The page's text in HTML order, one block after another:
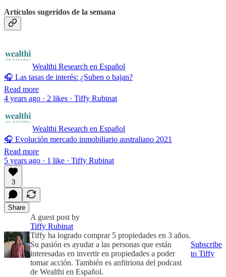
Artículos sugeridos de la semana
Wealthi Research en Español
🎧 Las tasas de interés: ¿Suben o bajan?
Read more
4 years ago · 2 likes · Tiffy Rubinat
Wealthi Research en Español
🎧 Evolución mercado inmobiliario australiano 2021
Read more
5 years ago · 1 like · Tiffy Rubinat
3
Share
A guest post by
Tiffy Rubinat
Tiffy ha logrado comprar 5 propiedades en 3 años.
Su pasión es ayudar a las personas que están
interesadas en invertir en propiedades a poder
tomar acción. También es anfitriona del podcast
de Wealthi en Español.
Subscribe
to Tiffy